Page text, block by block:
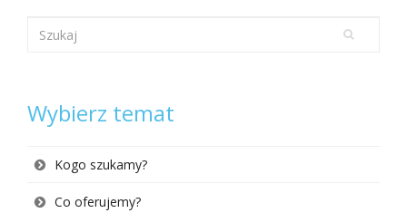
Wybierz temat
Kogo szukamy?
Co oferujemy?